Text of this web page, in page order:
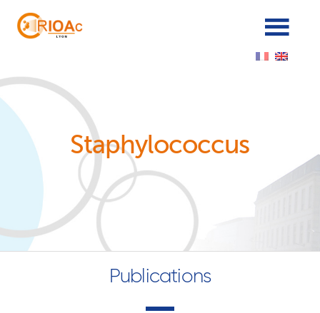
Staphylococcus
Publications
Cookies management panel